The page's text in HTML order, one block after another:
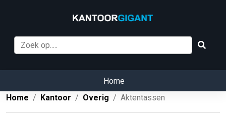
Home
Home
Kantoor Overig Aktentassen